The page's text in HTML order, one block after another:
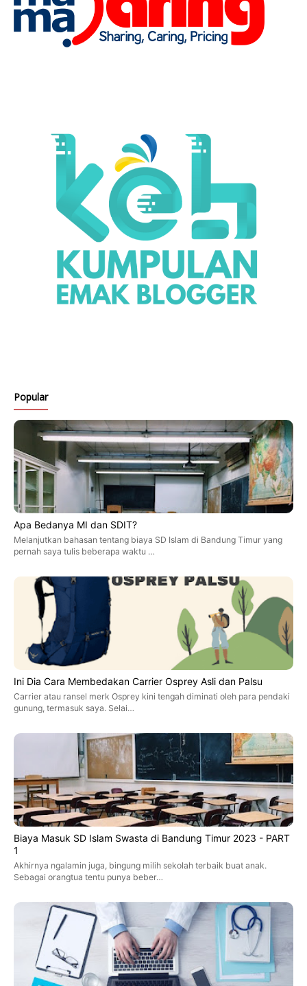
Popular
Apa Bedanya MI dan SDIT?
Melanjutkan bahasan tentang biaya SD Islam di Bandung Timur yang
pernah saya tulis beberapa waktu …
Ini Dia Cara Membedakan Carrier Osprey Asli dan Palsu
Carrier atau ransel merk Osprey kini tengah diminati oleh para pendaki
gunung, termasuk saya. Selai…
Biaya Masuk SD Islam Swasta di Bandung Timur 2023 - PART
1
Akhirnya ngalamin juga, bingung milih sekolah terbaik buat anak.
Sebagai orangtua tentu punya beber…